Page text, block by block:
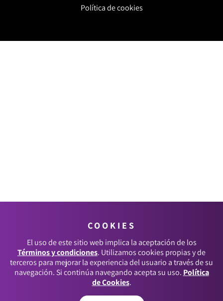
Política de cookies
COOKIES
El uso de este sitio web implica la aceptación de los
Términos y condiciones. Utilizamos cookies propias y de
terceros para mejorar la experiencia del usuario a través de su
navegación. Si continúa navegando acepta su uso. Política
de Cookies.